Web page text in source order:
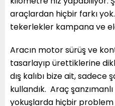
araçlardan hiçbir farkı
tekerlekler kampana ve
Aracın motor sürüş ve
tasarlayıp ürettiklerine
dış kalıbı bize ait, sadece
kullandık. Araç
yokuşlarda hiçbir problem